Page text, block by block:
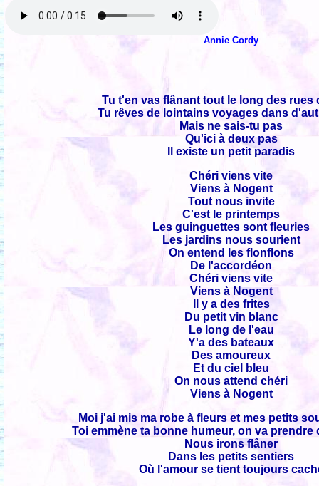
Annie Cordy
Tu t'en vas flânant tout le long des rues
Tu rêves de lointains voyages dans
Mais ne sais-tu pas
Qu'ici à deux pas
Il existe un petit paradis
Chéri viens vite
Viens à Nogent
Tout nous invite
C'est le printemps
Les guinguettes sont fleuries
Les jardins nous sourient
On entend les flonflons
De l'accordéon
Chéri viens vite
Viens à Nogent
Il y a des frites
Du petit vin blanc
Le long de l'eau
Y'a des bateaux
Des amoureux
Et du ciel bleu
On nous attend chéri
Viens à Nogent
Moi j'ai mis ma robe à fleurs et mes petits
Toi emmène ta bonne humeur, on va prendre
Nous irons flâner
Dans les petits sentiers
Où l'amour se tient toujours